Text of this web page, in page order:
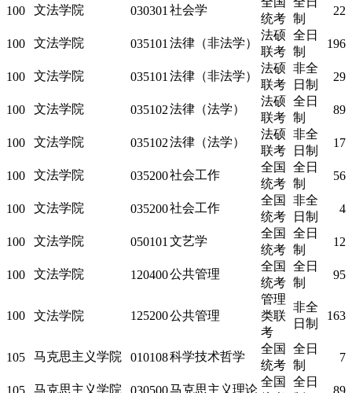
100 文法学院 030301 社会学
统考 制
22
100 文法学院 035101 法律（非法学）
法硕
联考
全日
制
196
100 文法学院 035101 法律（非法学）
法硕
联考
非全
日制
29
100 文法学院 035102法律（法学）
法硕
联考
全日
制
89
100 文法学院 035102法律（法学）
法硕
联考
非全
日制
17
100 文法学院 035200社会工作
全国
统考
全日
制
56
100 文法学院 035200社会工作
全国
统考
非全
日制
4
100 文法学院 050101 文艺学
全国
统考
全日
制
12
100 文法学院 120400公共管理
全国
统考
全日
制
95
100 文法学院 125200公共管理
管理
类联
考
非全
日制
163
105 马克思主义学院 010108科学技术哲学
全国
统考
全日
制
7
105 马克思主义学院 030500马克思主义理论
全国
全日
89